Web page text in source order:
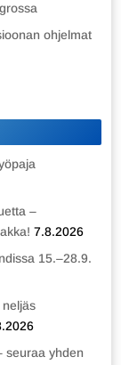
ohjelmat
–
7.8.2026
15.–28.9.
seuraa yhden